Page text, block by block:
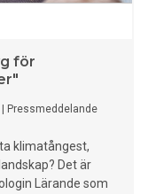
för
Pressmeddelande
klimatångest,
Det är
Lärande som